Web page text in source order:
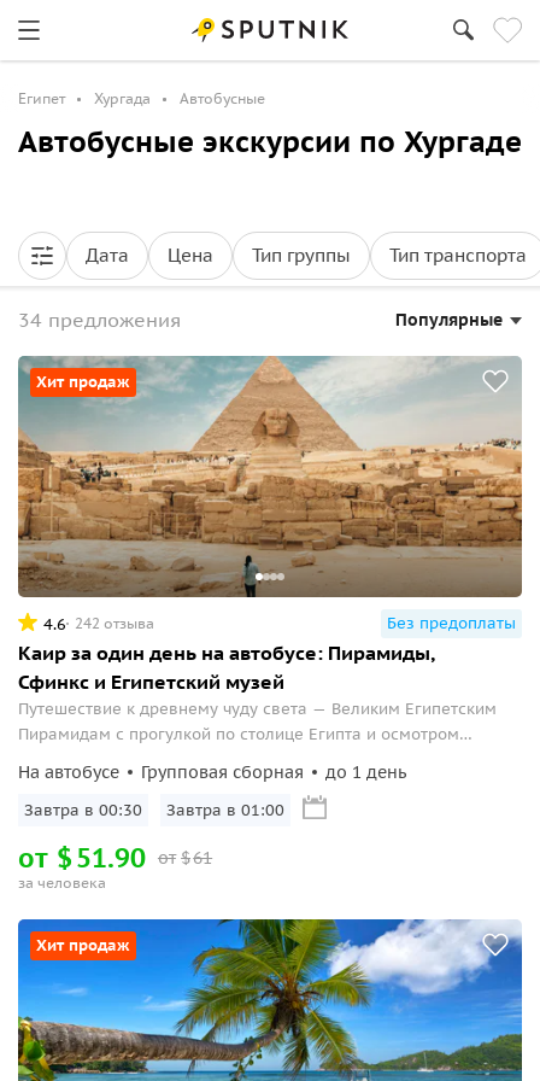
Египет Хургада Автобусные
Автобусные экскурсии по Хургаде
Дата Цена Тип группы Тип транспорта
34 предложения Популярные
Хит продаж
4.6 242 отзыва Без предоплаты
Каир за один день на автобусе: Пирамиды,
Сфинкс и Египетский музей
Путешествие к древнему чуду света — Великим Египетским
Пирамидам с прогулкой по столице Египта и осмотром
На автобусе Групповая сборная до 1 день
Завтра в 00:30 Завтра в 01:00
от $61
от $51.90
за человека
Хит продаж